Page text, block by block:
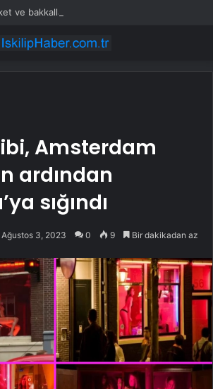
Amsterdam
ardından
sığındı
Ağustos 3, 2023 0 9 Bir dakikadan az